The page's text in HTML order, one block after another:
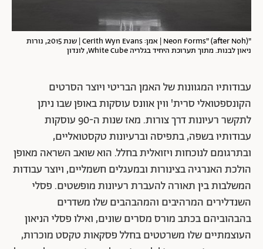
"Neon Forms" (after Noh) | אמן: Cerith Wyn Evans | שנת 2015, נורות
ניאון לבנות. מתוך תערוכת היחיד בגלריה White Cube, לונדון
עבודותיו המגוונות של האמן הבריטי ויוצר הסרטים
הקונספטואלי סרית' ווין אוונס עוסקות באופן שבו ניתן
לתקשר רעיונות דרך צורות. מאז שנות ה-90 עוסקות
עבודותיו בשפה, בתפיסה וברעיונות טקסטואליים,
ובתרגומם לנוכחות ויזואלית בחלל. הוא שואב השראה מאופן
הולכת האנרגיה בצינורות ובמעגלים חשמליים, ויוצר עבודות
המשלבות בין תאורה להעברת רעיונות מופשטים. פסלי
השנדלירים המרהיבים והמהבהבים שלו משדרים
בהבהוביהם בכתב מורס מסרים שונים, ואילו פסלי הניאון
העוצמתיים שלו משרטטים בחלל פסקאות טקסט מוכרות,